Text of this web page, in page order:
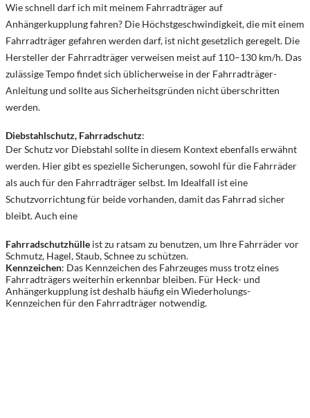
Wie schnell darf ich mit meinem Fahrradträger auf
Anhängerkupplung fahren? Die Höchstgeschwindigkeit, die mit einem
Fahrradträger gefahren werden darf, ist nicht gesetzlich geregelt. Die
Hersteller der Fahrradträger verweisen meist auf 110–130 km/h. Das
zulässige Tempo findet sich üblicherweise in der Fahrradträger-
Anleitung und sollte aus Sicherheitsgründen nicht überschritten
werden.
Diebstahlschutz, Fahrradschutz:
Der Schutz vor Diebstahl sollte in diesem Kontext ebenfalls erwähnt
werden. Hier gibt es spezielle Sicherungen, sowohl für die Fahrräder
als auch für den Fahrradträger selbst. Im Idealfall ist eine
Schutzvorrichtung für beide vorhanden, damit das Fahrrad sicher
bleibt. Auch eine
Fahrradschutzhülle ist zu ratsam zu benutzen, um Ihre Fahrräder vor
Schmutz, Hagel, Staub, Schnee zu schützen.
Kennzeichen: Das Kennzeichen des Fahrzeuges muss trotz eines
Fahrradträgers weiterhin erkennbar bleiben. Für Heck- und
Anhängerkupplung ist deshalb häufig ein Wiederholungs-
Kennzeichen für den Fahrradträger notwendig.